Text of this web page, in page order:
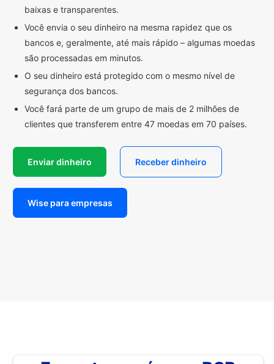
baixas e transparentes.
Você envia o seu dinheiro na mesma rapidez que os
bancos e, geralmente, até mais rápido – algumas moedas
são processadas em minutos.
O seu dinheiro está protegido com o mesmo nível de
segurança dos bancos.
Você fará parte de um grupo de mais de 2 milhões de
clientes que transferem entre 47 moedas em 70 países.
Enviar dinheiro Receber dinheiro
Wise para empresas